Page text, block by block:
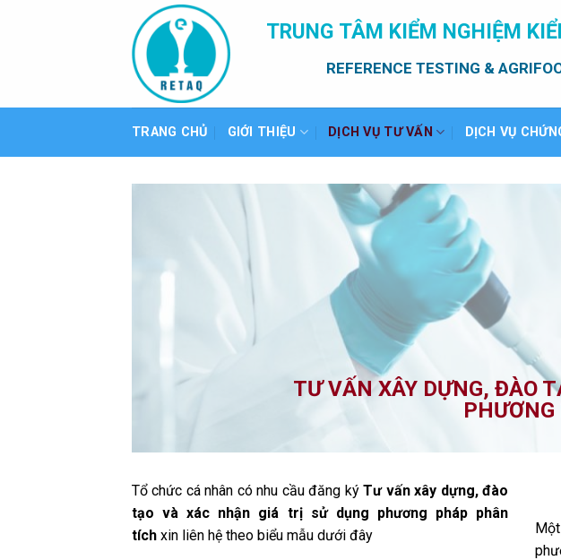
TRUNG TÂM KIỂM NGHIỆM
REFERENCE TESTING &
TRANG CHỦ GIỚI THIỆU DỊCH VỤ TƯ VẤN DỊCH VỤ
TƯ VẤN XÂY DỰNG, ĐÀO
Tổ chức cá nhân có nhu cầu đăng kýTư vấn xây dựng, đào
tạo và xác nhận giá trị sử dụng phương pháp phân
tích xin liên hệ theo biểu mẫu dưới đây